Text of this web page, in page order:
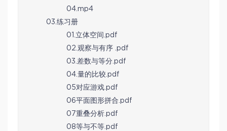
04.mp4
03.练习册
01.立体空间.pdf
02.观察与有序 .pdf
03.差数与等分.pdf
04.量的比较.pdf
05对应游戏.pdf
06平面图形拼合.pdf
07重叠分析.pdf
08等与不等.pdf